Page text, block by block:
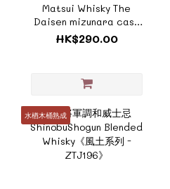
Matsui Whisky The
Daisen mizunara cask
大山水楢桶威士忌《風土
系酒款 - ZTJ204》
HK$290.00
水楢木桶熟成